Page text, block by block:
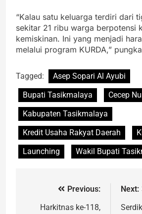
“Kalau satu keluarga terdiri dari
sekitar 21 ribu warga berpotensi
kemiskinan. Ini yang menjadi
melalui program KURDA,”
Tagged:
Asep Sopari Al Ayubi
Bupati Tasikmalaya
Cecep
Kabupaten Tasikmalaya
Kredit Usaha Rakyat Daerah
Launching
Wakil Bupati
Previous:
Harkitnas ke-118,
Next: